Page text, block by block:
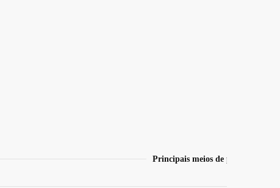
Principais meios de pagamento